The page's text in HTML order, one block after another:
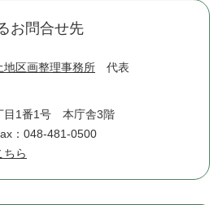
お問合せ先
地区画整理事務所 代表
目1番1号 本庁舎3階
：048-481-0500
ちら